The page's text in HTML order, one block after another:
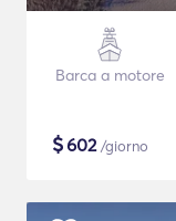
Barca a motore
$602/giorno